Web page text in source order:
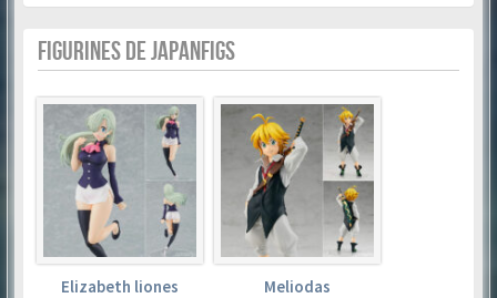
FIGURINES DE JAPANFIGS
Elizabeth liones Meliodas